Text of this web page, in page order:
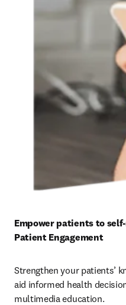
Empower patients to
Patient Engagement
Strengthen your patients’
aid informed health
multimedia education.